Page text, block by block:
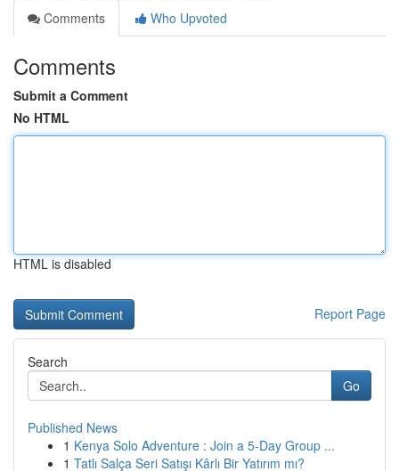
Comments
Who Upvoted
Comments
Submit a Comment
No HTML
HTML is disabled
Report Page
Search
Go
Published News
1 Kenya Solo Adventure : Join a 5-Day Group ...
1 Tatlı Salça Seri Satışı Kârlı Bir Yatırım mı?